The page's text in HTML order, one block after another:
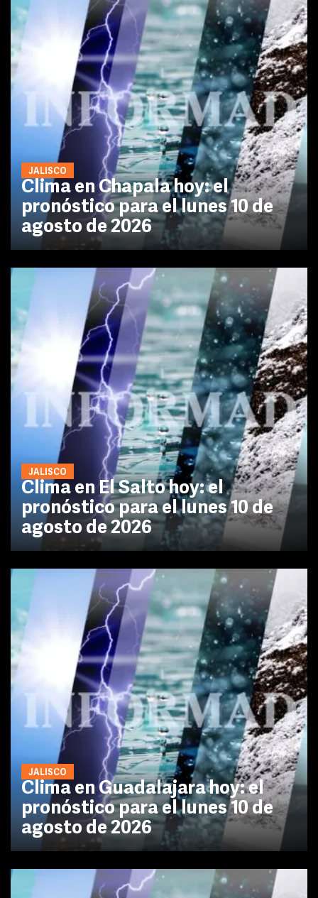
JALISCO
Clima en Chapala hoy: el
pronóstico para el lunes 10 de
agosto de 2026
JALISCO
Clima en El Salto hoy: el
pronóstico para el lunes 10 de
agosto de 2026
JALISCO
Clima en Guadalajara hoy: el
pronóstico para el lunes 10 de
agosto de 2026